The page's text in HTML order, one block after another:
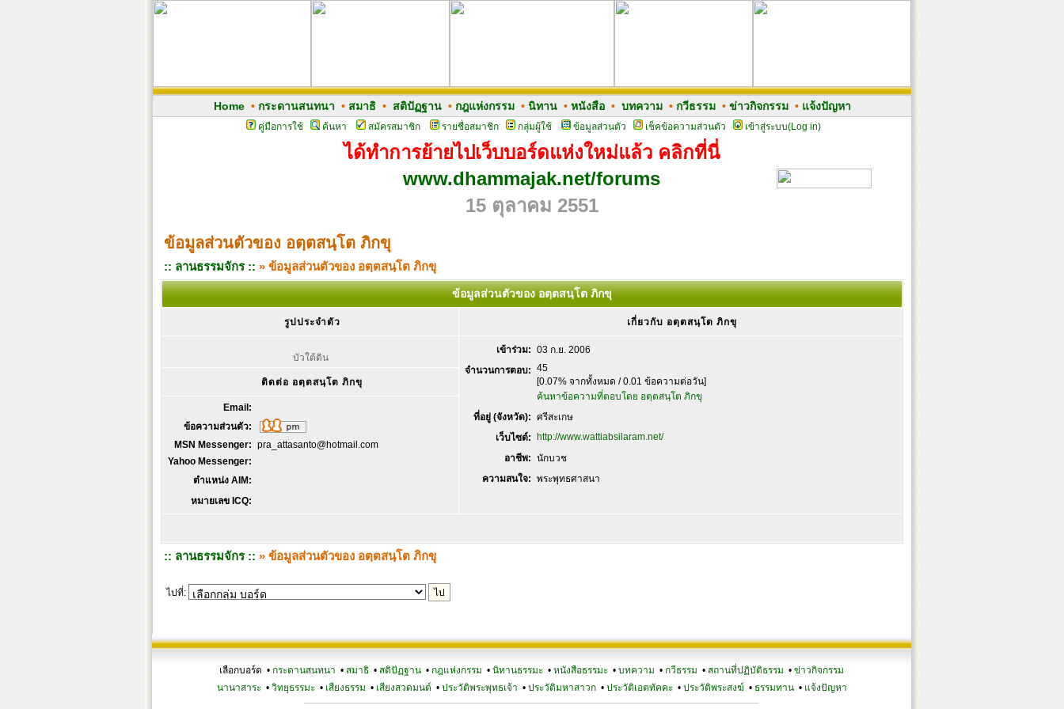
Home• กระดานสนทนา • สมาธิ• สติปัฏฐาน• กฎแห่งกรรม• นิทาน• หนังสือ• บทความ• กวีธรรม• ข่าวกิจกรรม• แจ้งปัญหา
คู่มือการใช้ ค้นหา สมัครสมาชิก รายชื่อสมาชิก กลุ่มผู้ใช้ ข้อมูลส่วนตัว เช็คข้อความส่วนตัว เข้าสู่ระบบ(Log in)
ได้ทำการย้ายไปเว็บบอร์ดแห่งใหม่แล้ว คลิกที่นี่
www.dhammajak.net/forums
15 ตุลาคม 2551
ข้อมูลส่วนตัวของ อตฺตสนฺโต ภิกขุ
:: ลานธรรมจักร :: » ข้อมูลส่วนตัวของ อตฺตสนฺโต ภิกขุ
ข้อมูลส่วนตัวของ อตฺตสนฺโต ภิกขุ
รูปประจำตัว เกี่ยวกับ อตฺตสนฺโต ภิกขุ
บัวใต้ดิน
เข้าร่วม: 03 ก.ย. 2006
จำนวนการตอบ: 45
[0.07% จากทั้งหมด / 0.01 ข้อความต่อวัน]
ค้นหาข้อความที่ตอบโดย อตฺตสนฺโต ภิกขุ
ที่อยู่ (จังหวัด): ศรีสะเกษ
เว็บไซต์:
http://www.wattiabsilaram.net/
อาชีพ: นักบวช
ความสนใจ: พระพุทธศาสนา
ติดต่อ อตฺตสนฺโต ภิกขุ
Email:
ข้อความส่วนตัว:
MSN Messenger: pra_attasanto@hotmail.com
Yahoo Messenger:
ตำแหน่ง AIM:
หมายเลข ICQ:
:: ลานธรรมจักร :: » ข้อมูลส่วนตัวของ อตฺตสนฺโต ภิกขุ
ไปที่:
เลือกบอร์ด • กระดานสนทนา • สมาธิ • สติปัฏฐาน • กฎแห่งกรรม • นิทานธรรมะ • หนังสือธรรมะ • บทความ • กวีธรรม • สถานที่ปฏิบัติธรรม • ข่าวกิจกรรม
นานาสาระ• วิทยุธรรมะ• เสียงธรรม • เสียงสวดมนต์ • ประวัติพระพุทธเจ้า • ประวัติมหาสาวก• ประวัติเอตทัคคะ• ประวัติพระสงฆ์ • ธรรมทาน• แจ้งปัญหา